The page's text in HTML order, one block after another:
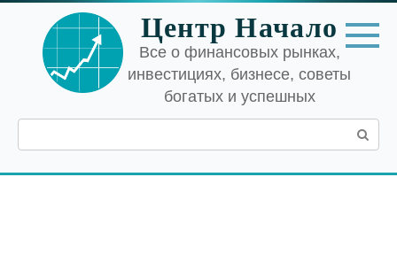
Перейти
контенту
Центр Начало
Все о финансовых рынках,
инвестициях, бизнесе, советы
богатых и успешных
Поиск: